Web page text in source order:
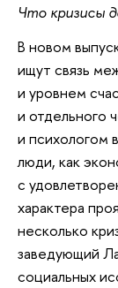
Что кризисы
В новом
ищут связь
и уровнем
и отдельного
и психологом
люди, как
с
характера
несколько
заведующий
социальных